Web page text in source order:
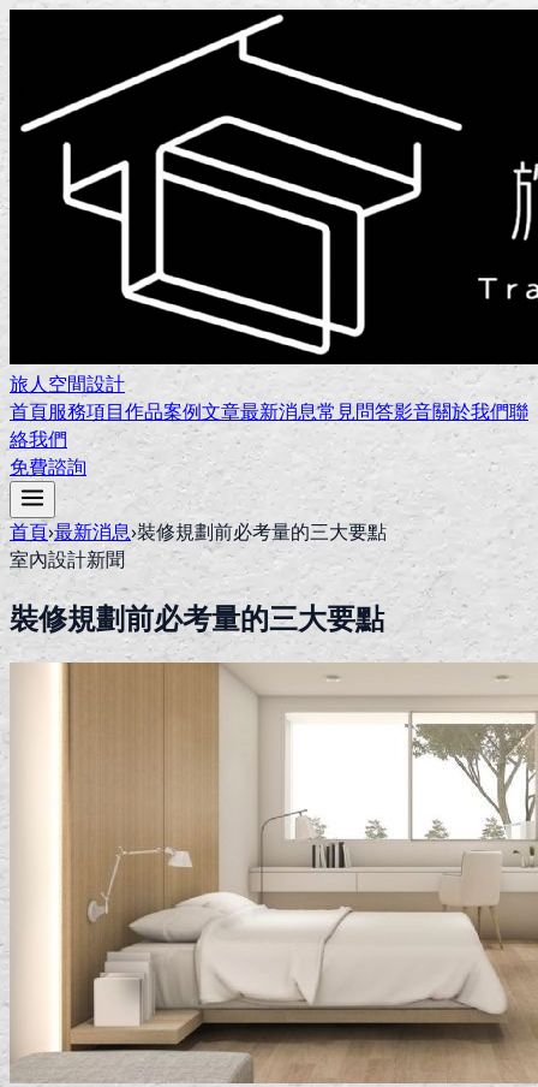
旅人空間設計
首頁服務項目作品案例文章最新消息常見問答影音關於我們聯
絡我們
免費諮詢
首頁›最新消息›裝修規劃前必考量的三大要點
室內設計新聞
裝修規劃前必考量的三大要點